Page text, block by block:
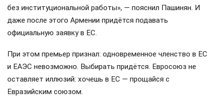
без институциональной работы», — пояснил Пашинян. И
даже после этого Армении придётся подавать
официальную заявку в ЕС.
При этом премьер признал: одновременное членство в ЕС
и ЕАЭС невозможно. Выбирать придётся. Евросоюз не
оставляет иллюзий: хочешь в ЕС — прощайся с
Евразийским союзом.